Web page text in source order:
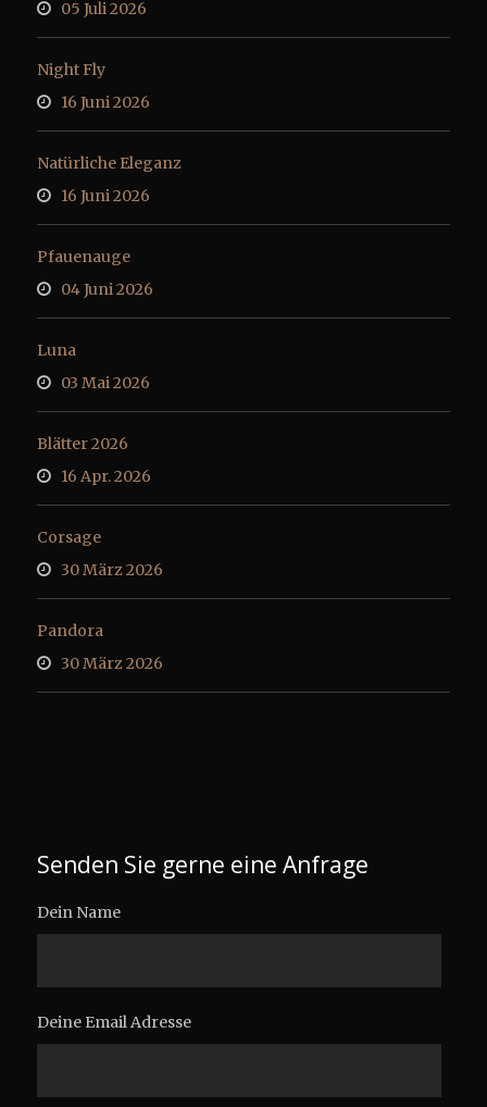
05 Juli 2026
Night Fly
16 Juni 2026
Natürliche Eleganz
16 Juni 2026
Pfauenauge
04 Juni 2026
Luna
03 Mai 2026
Blätter 2026
16 Apr. 2026
Corsage
30 März 2026
Pandora
30 März 2026
Senden Sie gerne eine Anfrage
Dein Name
Deine Email Adresse